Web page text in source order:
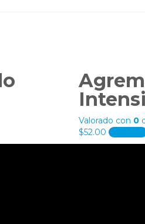
Valorado con 0
$52.00 Leer